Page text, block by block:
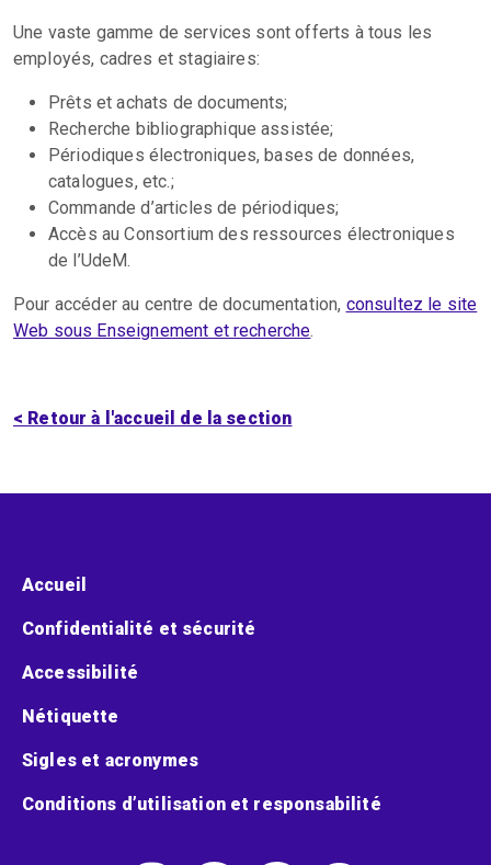
Une vaste gamme de services sont offerts à tous les
employés, cadres et stagiaires:
Prêts et achats de documents;
Recherche bibliographique assistée;
Périodiques électroniques, bases de données,
catalogues, etc.;
Commande d’articles de périodiques;
Accès au Consortium des ressources électroniques
de l’UdeM.
Pour accéder au centre de documentation, consultez le site
Web sous Enseignement et recherche.
< Retour à l'accueil de la section
Menu pied de page
Accueil
Confidentialité et sécurité
Accessibilité
Nétiquette
Sigles et acronymes
Conditions d’utilisation et responsabilité